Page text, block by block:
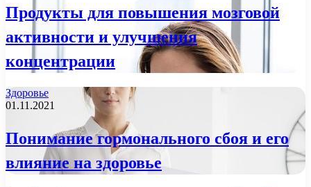
Продукты для повышения мозговой
активности и улучшения
концентрации
Здоровье
01.11.2021
Понимание гормонального сбоя и его
влияние на здоровье